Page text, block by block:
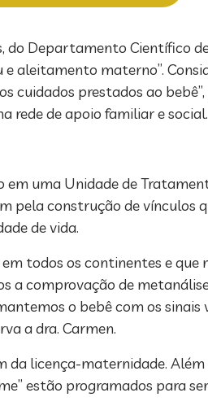
do Departamento Científico
aleitamento materno”.
cuidados prestados ao bebê”,
rede de apoio familiar e social.
em uma Unidade de
pela construção de vínculos
de vida.
todos os continentes e que
a comprovação de
o bebê com os sinais
a dra. Carmen.
da licença-maternidade.
estão programados para